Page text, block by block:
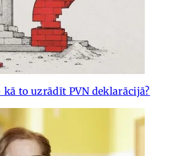
to uzrādīt PVN deklarācijā?